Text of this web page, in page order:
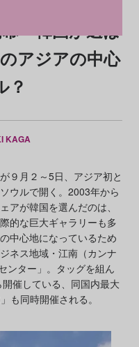
～韓国が選ば
アジアの中心
？
KAGA
９月２～5日、アジア初と
ウルで開く。2003年から
アが韓国を選んだのは、
的な巨大ギャラリーも多
中心地になっているため
ネス地域・江南（カンナ
ンター」。タッグを組ん
催している、同国内最大
も同時開催される。